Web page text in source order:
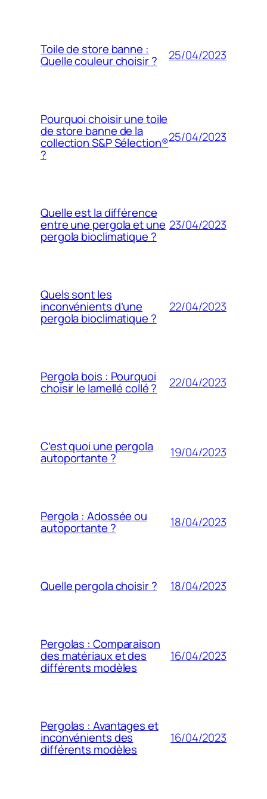
Toile de store banne :
Quelle couleur choisir ? 25/04/2023
Pourquoi choisir une toile
de store banne de la
collection S&P Sélection®
?
25/04/2023
Quelle est la différence
entre une pergola et une
pergola bioclimatique ?
23/04/2023
Quels sont les
inconvénients d’une
pergola bioclimatique ?
22/04/2023
Pergola bois : Pourquoi
choisir le lamellé collé ? 22/04/2023
C’est quoi une pergola
autoportante ? 19/04/2023
Pergola : Adossée ou
autoportante ? 18/04/2023
Quelle pergola choisir ? 18/04/2023
Pergolas : Comparaison
des matériaux et des
différents modèles
16/04/2023
Pergolas : Avantages et
inconvénients des
différents modèles
16/04/2023